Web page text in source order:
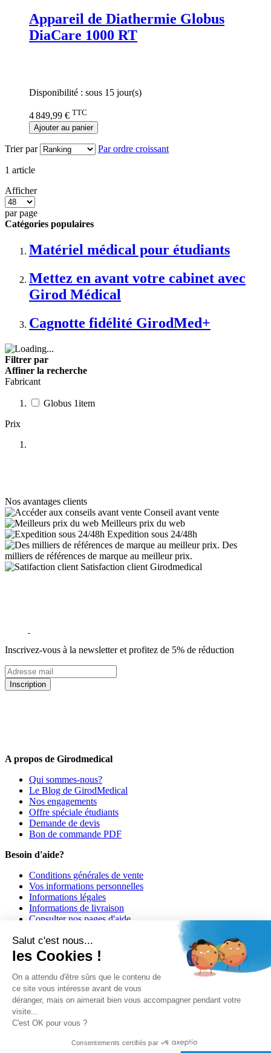
Appareil de Diathermie Globus
DiaCare 1000 RT
Disponibilité : sous 15 jour(s)
4 849,99 € TTC
Ajouter au panier
Trier par Par ordre croissant
1 article
Afficher
par page
Catégories populaires
Matériel médical pour étudiants
Mettez en avant votre cabinet avec
Girod Médical
Cagnotte fidélité GirodMed+
Filtrer par
Affiner la recherche
Fabricant
Globus 1item
Prix
Nos avantages clients
Conseil avant vente
Meilleurs prix du web
Expedition sous 24/48h
Des
milliers de références de marque au meilleur prix.
Satisfaction client Girodmedical
Inscrivez-vous à la newsletter et profitez de 5% de réduction
Inscription
A propos de Girodmedical
Qui sommes-nous?
Le Blog de GirodMedical
Nos engagements
Offre spéciale étudiants
Demande de devis
Bon de commande PDF
Besoin d'aide?
Conditions générales de vente
Vos informations personnelles
Informations légales
Informations de livraison
Consulter nos pages d'aide
Girodmedical est également présent dans 23 pays
© 2026 Girodmedical. Tous droits réservés.
Paiement 100 % sécurisé !
Contrôle Anti-Fraude, Certificat SSL
Salut c'est nous...
les Cookies !
On a attendu d'être sûrs que le contenu de
ce site vous intéresse avant de vous
déranger, mais on aimerait bien vous accompagner pendant votre
visite...
C'est OK pour vous ?
Consentements certifiés par